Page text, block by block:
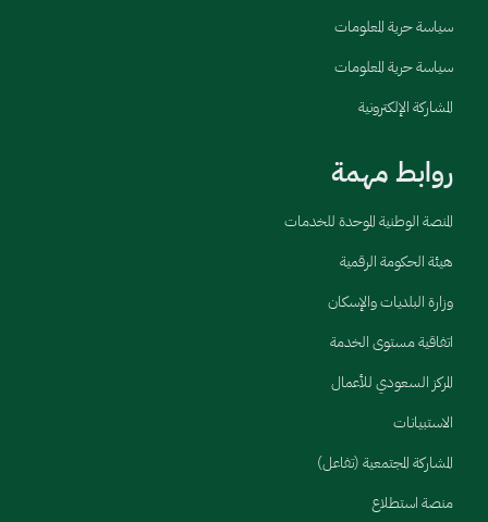
سياسة حرية المعلومات
سياسة حرية المعلومات
المشاركة الإلكترونية
روابط مهمة
المنصة الوطنية الموحدة للخدمات
هيئة الحكومة الرقمية
وزارة البلديات والإسكان
اتفاقية مستوى الخدمة
المركز السعودي للأعمال
الاستبيانات
المشاركة المجتمعية (تفاعل)
منصة استطلاع